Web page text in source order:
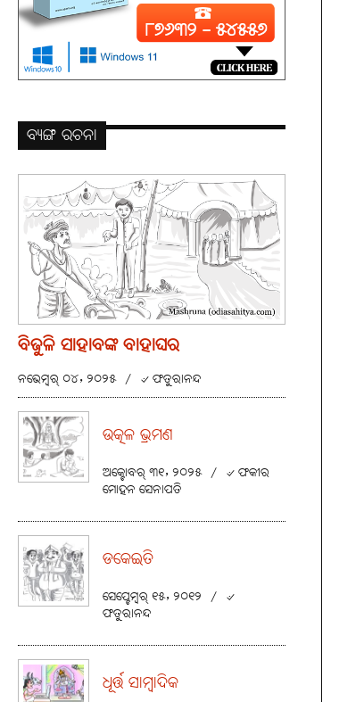
ବ୍ୟଙ୍ଗ ରଚନା
ବିଜୁଳି ସାହାବଙ୍କ ବାହାଘର
ନଭେମ୍ବର୍ ୦୪, ୨୦୨୫ / ୰ ଫତୁରାନନ୍ଦ
ଉତ୍କଳ ଭ୍ରମଣ
ଅକ୍ଟୋବର୍ ୩୧, ୨୦୨୫ / ୰ ଫକୀର
ମୋହନ ସେନାପତି
ଡକେଇତି
ସେପ୍ଟେମ୍ବର୍ ୧୫, ୨୦୧୨ / ୰
ଫତୁରାନନ୍ଦ
ଧୂର୍ତ୍ତ ସାମ୍ବାଦିକ